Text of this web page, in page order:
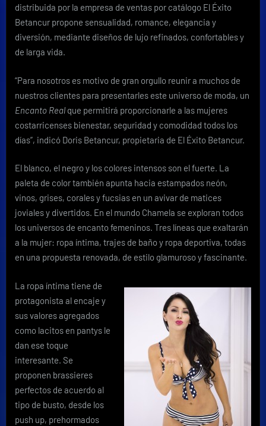
la
mujer
distribuida por la empresa de ventas por catálogo El Éxito
Betancur propone sensualidad, romance, elegancia y
diversión, mediante diseños de lujo refinados, confortables y
de larga vida.
“Para nosotros es motivo de gran orgullo reunir a muchos de
nuestros clientes para presentarles este universo de moda, un
Encanto Real que permitirá proporcionarle a las mujeres
costarricenses bienestar, seguridad y comodidad todos los
días”, indicó Doris Betancur, propietaria de El Éxito Betancur.
El blanco, el negro y los colores intensos son el fuerte. La
paleta de color también apunta hacia estampados neón,
vinos, grises, corales y fucsias en un avivar de matices
joviales y divertidos. En el mundo Chamela se exploran todos
los universos de encanto femeninos. Tres líneas que exaltarán
a la mujer: ropa íntima, trajes de baño y ropa deportiva, todas
en una propuesta renovada, de estilo glamuroso y fascinante.
La ropa íntima tiene de
protagonista al encaje y
sus valores agregados
como lacitos en pantys le
dan ese toque
interesante. Se
proponen brassieres
perfectos de acuerdo al
tipo de busto, desde los
push up, prehormados